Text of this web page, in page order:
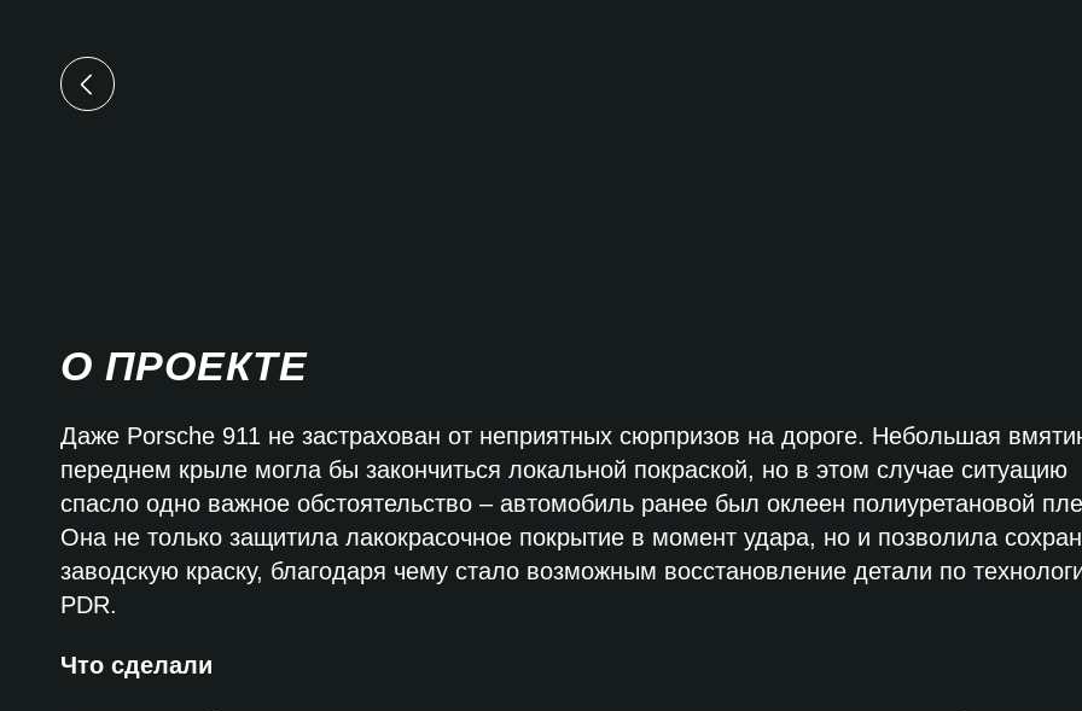
О ПРОЕКТЕ
Даже Porsche 911 не застрахован от неприятных сюрпризов на дороге. Небольшая
переднем крыле могла бы закончиться локальной покраской, но в этом случае ситуацию
спасло одно важное обстоятельство – автомобиль ранее был оклеен полиуретановой
Она не только защитила лакокрасочное покрытие в момент удара, но и позволила
заводскую краску, благодаря чему стало возможным восстановление детали по
PDR.
Что сделали